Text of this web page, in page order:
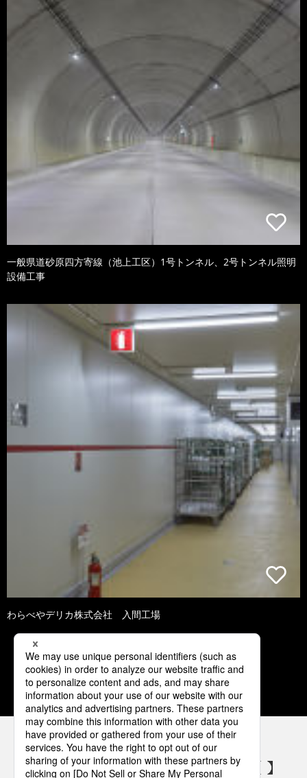
一般県道砂原四方寄線（池上工区）1号トンネル、2号トンネル照明
設備工事
わらべやデリカ株式会社 入間工場
1 2 3 4 5
パナソニックの電気設備 SNSアカウント